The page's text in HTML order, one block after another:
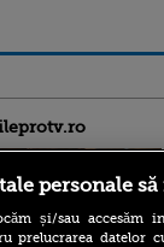
personale
și/sau accesăm
datelor